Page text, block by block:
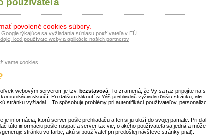
používateľa
povolené cookies súbory.
týkajúce sa vyžiadania súhlasu používateľa v EÚ
keď používate weby a aplikácie našich partnerov
cookies...
webovým serverom je tzv. bezstavová. To znamená, že Vy sa raz pripojíte na
skončí. Pri ďalšom kliknutí si Váš prehliadač vyžiada ďalšiu stránku, ale
stránku vyžiadal... To spôsobuje problémy pri autentifikácii používateľov,
je informácia, ktorú server pošle prehliadaču a ten si ju uloží do svojej pamäte. Pri
túto informáciu pošle naspäť a server tak vie, o akého používateľa sa jedná a
stránku vo farbe, akú si používateľ pri predošlej návšteve stránky prial).